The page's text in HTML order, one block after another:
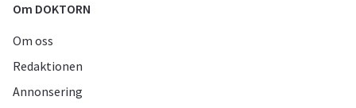
Om DOKTORN
Om oss
Redaktionen
Annonsering